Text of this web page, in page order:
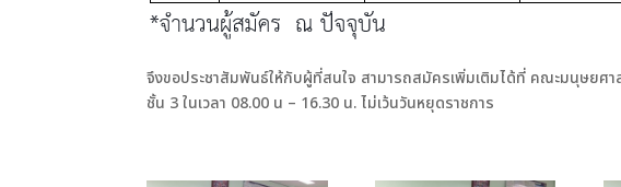
จึงขอประชาสัมพันธ์ให้กับผู้ที่สนใจ สามารถสมัครเพิ่มเติมได้ที่ คณะมนุษยศ
ชั้น 3 ในเวลา 08.00 น – 16.30 น. ไม่เว้นวันหยุดราชการ